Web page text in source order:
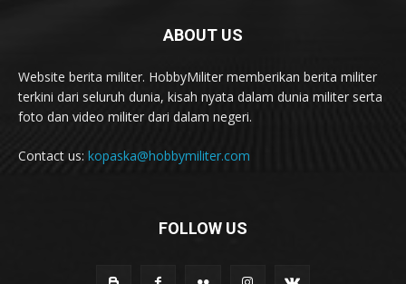
ABOUT US
Website berita militer. HobbyMiliter memberikan berita militer
terkini dari seluruh dunia, kisah nyata dalam dunia militer serta
foto dan video militer dari dalam negeri.
Contact us: kopaska@hobbymiliter.com
FOLLOW US